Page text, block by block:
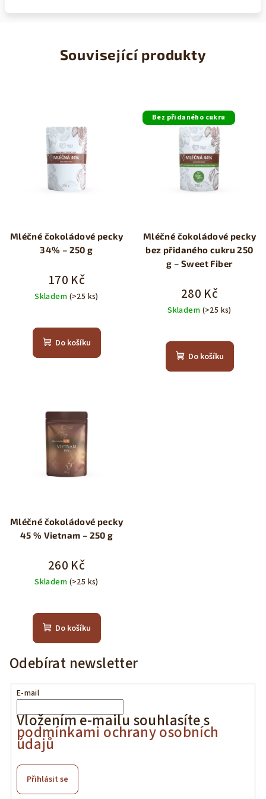
Související produkty
Mléčné čokoládové pecky
34% – 250 g
170 Kč
Skladem (>25 ks)
Do košíku
Bez přidaného cukru
Mléčné čokoládové pecky
bez přidaného cukru 250
g – Sweet Fiber
280 Kč
Skladem (>25 ks)
Do košíku
Mléčné čokoládové pecky
45 % Vietnam – 250 g
260 Kč
Skladem (>25 ks)
Do košíku
Odebírat newsletter
E-mail
Vložením e-mailu souhlasíte s
podmínkami ochrany osobních
údajů
Přihlásit se